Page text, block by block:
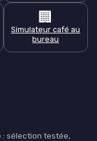
🏢
Simulateur café au
bureau
: sélection testée,